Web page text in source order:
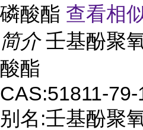
磷酸酯 查看相
简介 壬基酚聚
酸酯
CAS:51811-79-
别名:壬基酚聚